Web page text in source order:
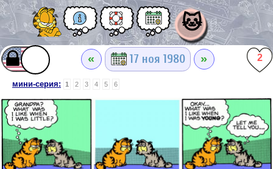
🐱
« 17 ноя 1980 » 2
мини-серия: 1 2 3 4 5 6